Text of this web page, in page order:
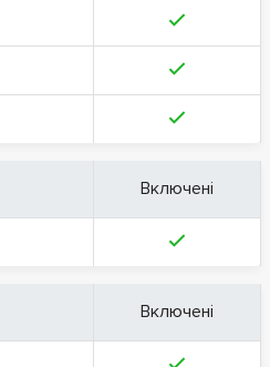
Включені
Включені